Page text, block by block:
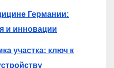
Германии:
и инновации
участка: ключ к